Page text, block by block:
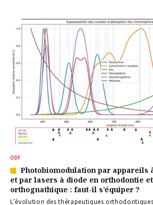
ODF
Article
réservé
à
nos
Photobiomodulation par appareils
et par lasers à diode en orthodontie
orthognathique : faut-il s’équiper ?
L’évolution des thérapeutiques